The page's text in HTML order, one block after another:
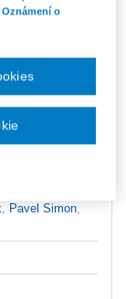
Pavel Simon
Oznámení o